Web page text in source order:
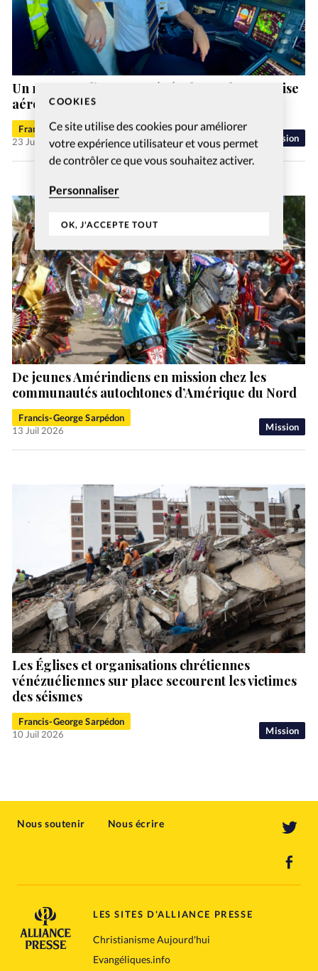
COOKIES
Ce site utilise des cookies pour améliorer
votre expérience utilisateur et vous permet
de contrôler ce que vous souhaitez activer.
Personnaliser
OK, J'ACCEPTE TOUT
Mission
Un nouveau directeur général pour l’entreprise
aéronautique chrétienne MAF Suisse
Francis-George Sarpédon
23 Juil 2026
Mission
De jeunes Amérindiens en mission chez les
communautés autochtones d’Amérique du Nord
Francis-George Sarpédon
13 Juil 2026
Mission
Les Églises et organisations chrétiennes
vénézuéliennes sur place secourent les victimes
des séismes
Francis-George Sarpédon
10 Juil 2026
Nous soutenir Nous écrire
LES SITES D'ALLIANCE PRESSE
Christianisme Aujourd'hui
Evangéliques.info